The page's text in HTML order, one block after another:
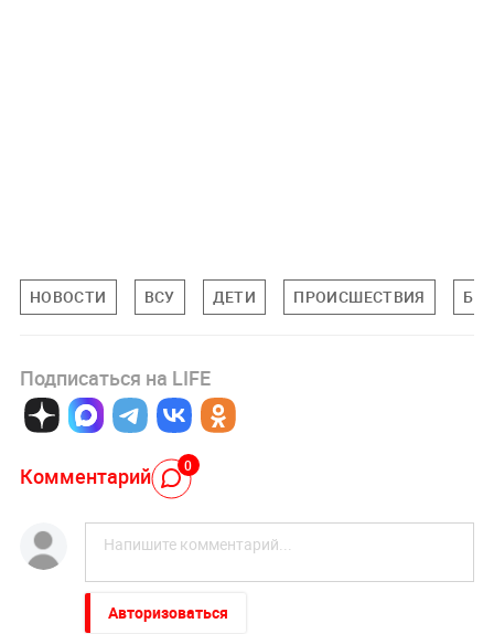
НОВОСТИ ВСУ ДЕТИ ПРОИСШЕСТВИЯ
Подписаться на LIFE
Комментарий 0
Авторизоваться